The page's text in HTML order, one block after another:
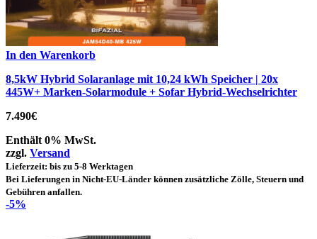
In den Warenkorb
8,5kW Hybrid Solaranlage mit 10,24 kWh Speicher | 20x
445W+ Marken-Solarmodule + Sofar Hybrid-Wechselrichter
7.490€
Enthält 0% MwSt.
zzgl. Versand
Lieferzeit: bis zu 5-8 Werktagen
Bei Lieferungen in Nicht-EU-Länder können zusätzliche Zölle, Steuern und
Gebühren anfallen.
-5%